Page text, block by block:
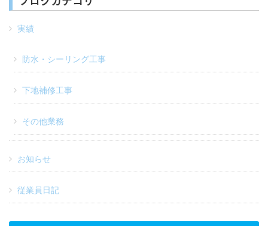
実績
防水・シーリング工事
下地補修工事
その他業務
お知らせ
従業員日記